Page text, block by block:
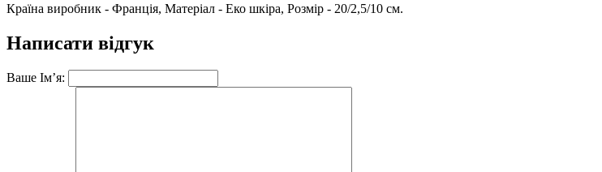
Країна виробник - Франція, Матеріал - Еко шкіра, Розмір - 20/2,5/10 см.
Написати відгук
Ваше Ім’я: